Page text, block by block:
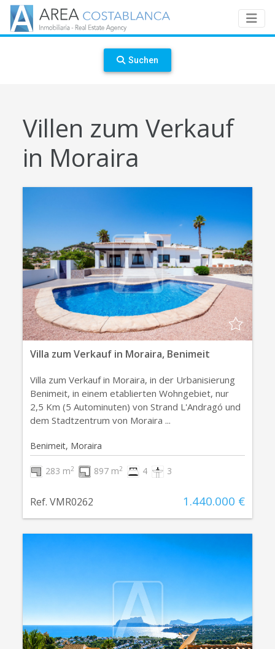
Suchen
Villen zum Verkauf
in Moraira
Villa zum Verkauf in Moraira, Benimeit
Villa zum Verkauf in Moraira, in der Urbanisierung
Benimeit, in einem etablierten Wohngebiet, nur
2,5 Km (5 Autominuten) von Strand L'Andragó und
dem Stadtzentrum von Moraira ...
Benimeit, Moraira
283 m2 897 m2 4 3
Ref. VMR0262 1.440.000 €